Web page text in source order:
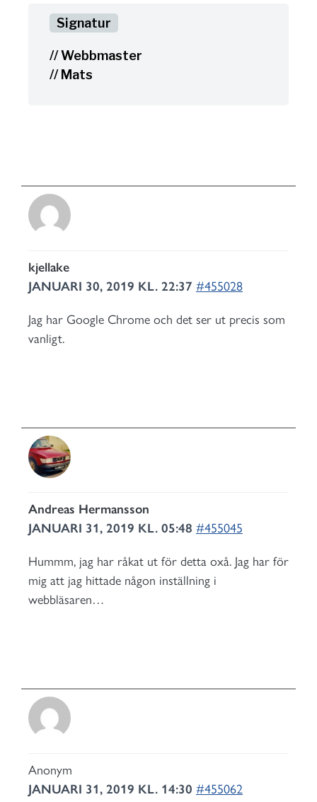
// Webbmaster
// Mats
kjellake
JANUARI 30, 2019 KL. 22:37 #455028
Jag har Google Chrome och det ser ut precis som
vanligt.
Andreas Hermansson
JANUARI 31, 2019 KL. 05:48 #455045
Hummm, jag har råkat ut för detta oxå. Jag har för
mig att jag hittade någon inställning i
webbläsaren…
Anonym
JANUARI 31, 2019 KL. 14:30 #455062